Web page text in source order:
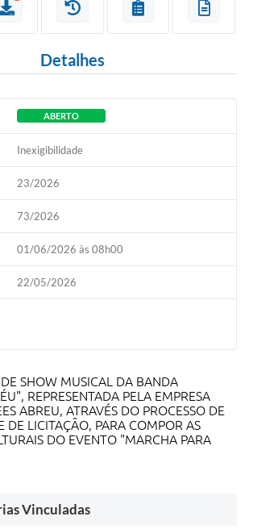
Detalhes
ABERTO
Inexigibilidade
23/2026
73/2026
01/06/2026 às 08h00
22/05/2026
SHOW MUSICAL DA BANDA
REPRESENTADA PELA EMPRESA
ABREU, ATRAVÉS DO PROCESSO DE
DE LICITAÇÃO, PARA COMPOR AS
DO EVENTO "MARCHA PARA
Vinculadas